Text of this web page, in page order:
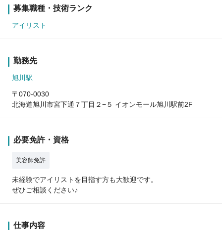
募集職種・技術ランク
アイリスト
勤務先
旭川駅
〒070-0030
北海道旭川市宮下通７丁目２−５ イオンモール旭川駅前2F
必要免許・資格
美容師免許
未経験でアイリストを目指す方も大歓迎です。
ぜひご相談ください♪
仕事内容